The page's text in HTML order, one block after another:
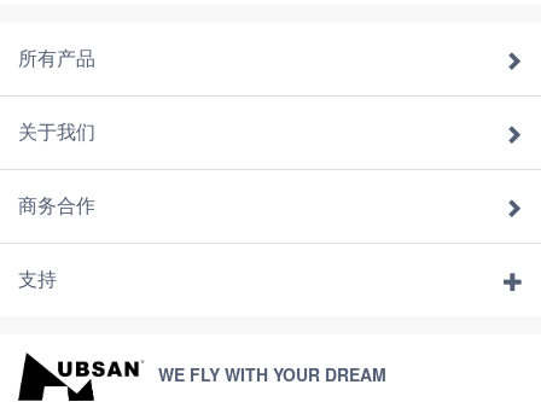
所有产品
关于我们
商务合作
支持
WE FLY WITH YOUR DREAM